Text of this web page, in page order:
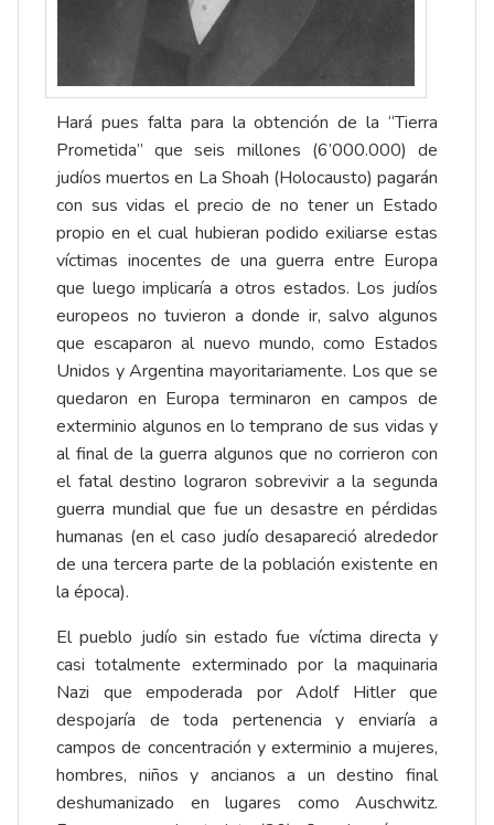
Hará pues falta para la obtención de la “Tierra
Prometida” que seis millones (6’000.000) de
judíos muertos en La Shoah (Holocausto) pagarán
con sus vidas el precio de no tener un Estado
propio en el cual hubieran podido exiliarse estas
víctimas inocentes de una guerra entre Europa
que luego implicaría a otros estados. Los judíos
europeos no tuvieron a donde ir, salvo algunos
que escaparon al nuevo mundo, como Estados
Unidos y Argentina mayoritariamente. Los que se
quedaron en Europa terminaron en campos de
exterminio algunos en lo temprano de sus vidas y
al final de la guerra algunos que no corrieron con
el fatal destino lograron sobrevivir a la segunda
guerra mundial que fue un desastre en pérdidas
humanas (en el caso judío desapareció alrededor
de una tercera parte de la población existente en
la época).
El pueblo judío sin estado fue víctima directa y
casi totalmente exterminado por la maquinaria
Nazi que empoderada por Adolf Hitler que
despojaría de toda pertenencia y enviaría a
campos de concentración y exterminio a mujeres,
hombres, niños y ancianos a un destino final
deshumanizado en lugares como Auschwitz.